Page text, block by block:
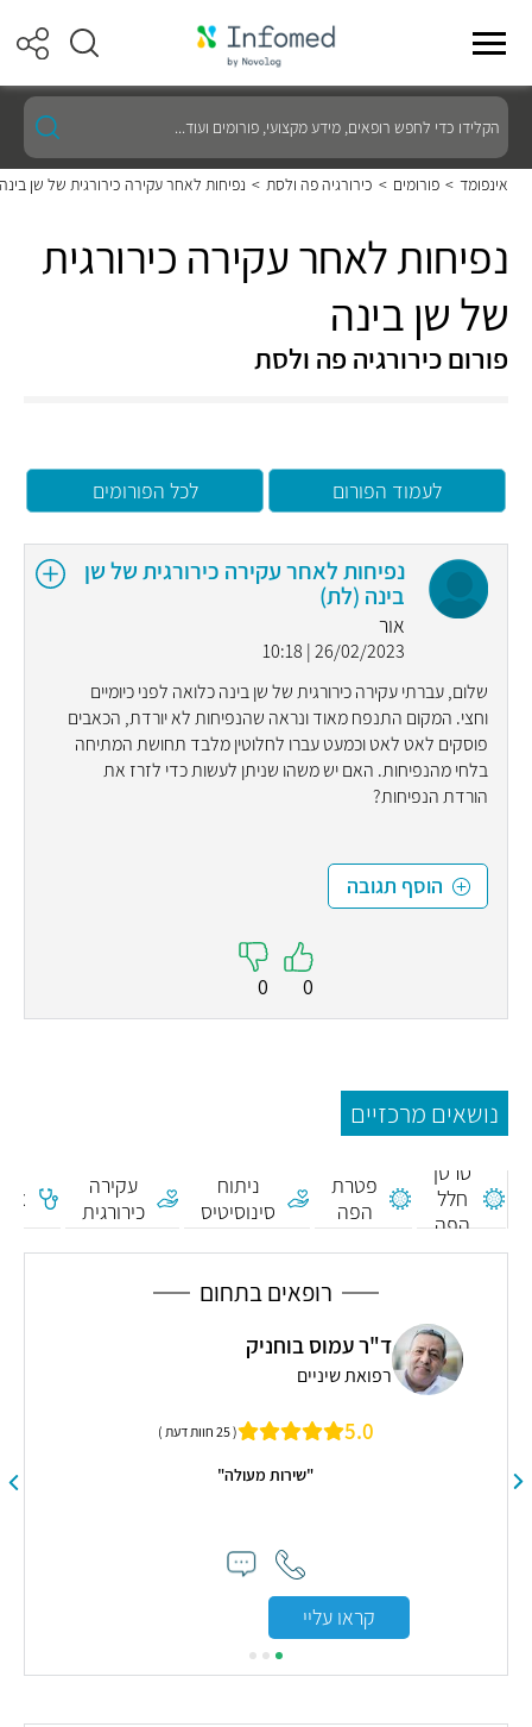
הקלידו
כדי
לחפש
רופאים,
מידע
ועוד...
אינפומד > פורומים > כירורגיה פה ולסת > נפיחות לאחר עקירה כירורגית של שן בינה
נפיחות לאחר עקירה כירורגית
של שן בינה
פורום כירורגיה פה ולסת
לעמוד הפורום לכל הפורומים
נפיחות לאחר עקירה כירורגית של שן
בינה (לת)
אור
26/02/2023 | 10:18
שלום, עברתי עקירה כירורגית של שן בינה כלואה לפני כיומיים
וחצי. המקום התנפח מאוד ונראה שהנפיחות לא יורדת, הכאבים
פוסקים לאט לאט וכמעט עברו לחלוטין מלבד תחושת המתיחה
בלחי מהנפיחות. האם יש משהו שניתן לעשות כדי לזרז את
הורדת הנפיחות?
הוסף תגובה
0
0
נושאים מרכזיים
סרטן
חלל
הפה
פטרת
הפה
ניתוח
סינוסיטיס
עקירה
כירורגית
רופאים בתחום
ד"ר עמוס בוחניק
רפואת שיניים
5.0 ( 25 חוות דעת )
"שירות מעולה"
קראו עליי